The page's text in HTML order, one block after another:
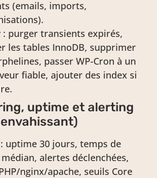
(emails, imports,
: purger transients expirés,
les tables InnoDB, supprimer
passer WP-Cron à un
fiable, ajouter des index si
uptime et alerting
: uptime 30 jours, temps de
alertes déclenchées,
nginx/apache, seuils Core